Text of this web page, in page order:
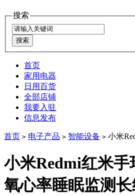
搜索
首页
家用电器
日用百货
全部店铺
我要入驻
信息发布
首页 > 电子产品 > 智能设备 > 小米
小米Redmi红米
氧心率睡眠监测